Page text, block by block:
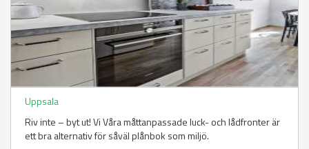
Uppsala
Riv inte – byt ut! Vi Våra måttanpassade luck- och lådfronter är
ett bra alternativ för såväl plånbok som miljö.